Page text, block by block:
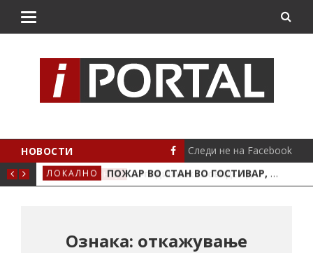
НОВОСТИ
МАКЕДОНИЈА 22-ГОДИШНИК СЕ ОБИДЕЛ ДА НАПАДНЕ ВРАБОТЕНО ЛИЦЕ ВО „СОЦИЈАЛНОТО“ ВО КРИВА ПАЛАНКА
ЛОКАЛНО ПОЖАР ВО СТАН ВО ГОСТИВАР, ДВАЈЦА ПОЛИЦАЈЦИ И ДОМАЌИНОТ ВО БОЛНИЦА
Следи не на Facebook
Ознака: откажување